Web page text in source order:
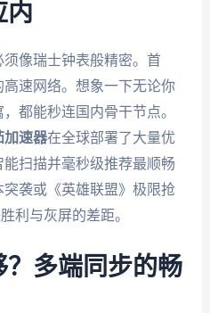
内
像瑞士钟表般精密。首
速网络。想象一下无论你
都能秒连国内骨干节点。
加速器在全球部署了大量优
扫描并毫秒级推荐最顺畅
袭或《英雄联盟》极限抢
利与灰屏的差距。
多端同步的畅